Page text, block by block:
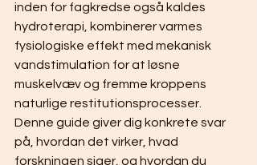
inden for fagkredse også kaldes
hydroterapi, kombinerer varmes
fysiologiske effekt med mekanisk
vandstimulation for at løsne
muskelvæv og fremme kroppens
naturlige restitutionsprocesser.
Denne guide giver dig konkrete svar
på, hvordan det virker, hvad
forskningen siger, og hvordan du